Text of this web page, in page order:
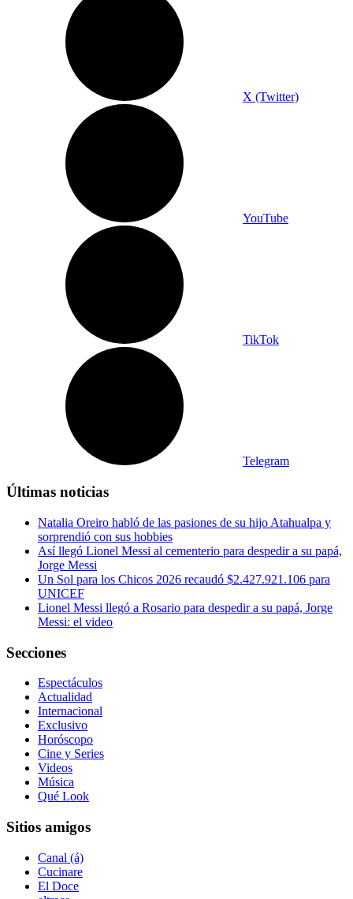
X (Twitter)
YouTube
TikTok
Telegram
Últimas noticias
Natalia Oreiro habló de las pasiones de su hijo Atahualpa y
sorprendió con sus hobbies
Así llegó Lionel Messi al cementerio para despedir a su papá,
Jorge Messi
Un Sol para los Chicos 2026 recaudó $2.427.921.106 para
UNICEF
Lionel Messi llegó a Rosario para despedir a su papá, Jorge
Messi: el video
Secciones
Espectáculos
Actualidad
Internacional
Exclusivo
Horóscopo
Cine y Series
Videos
Música
Qué Look
Sitios amigos
Canal (á)
Cucinare
El Doce